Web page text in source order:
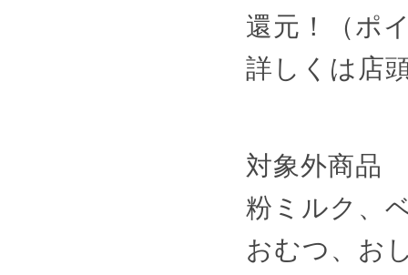
還元！（ポ
詳しくは店
対象外商品
粉ミルク、
おむつ、お